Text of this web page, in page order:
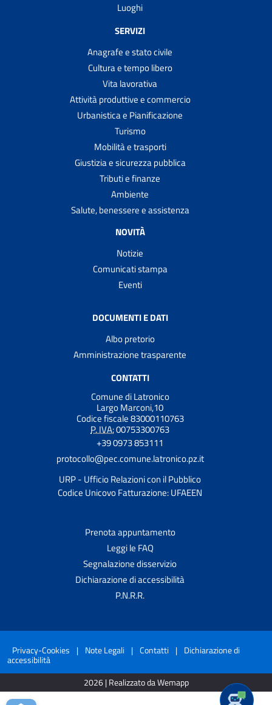
Luoghi
SERVIZI
Anagrafe e stato civile
Cultura e tempo libero
Vita lavorativa
Attività produttive e commercio
Urbanistica e Pianificazione
Turismo
Mobilità e trasporti
Giustizia e sicurezza pubblica
Tributi e finanze
Ambiente
Salute, benessere e assistenza
NOVITÀ
Notizie
Comunicati stampa
Eventi
DOCUMENTI E DATI
Albo pretorio
Amministrazione trasparente
CONTATTI
Comune di Latronico
Largo Marconi,10
Codice fiscale 83000110763
P. IVA:00753300763
+39 0973 853111
protocollo@pec.comune.latronico.pz.it
URP - Ufficio Relazioni con il Pubblico
Codice Unicovo Fatturazione: UFAEEN
Prenota appuntamento
Leggi le FAQ
Segnalazione disservizio
Dichiarazione di accessibilità
P.N.R.R.
Privacy-Cookies | Note Legali | Contatti | Dichiarazione di
accessibilità
2026 | Realizzato da Wemapp